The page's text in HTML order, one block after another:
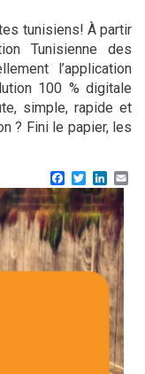
tunisiens! À partir
Tunisienne des
l’application
100 % digitale
simple, rapide et
? Fini le papier, les
Facebook
Twitter